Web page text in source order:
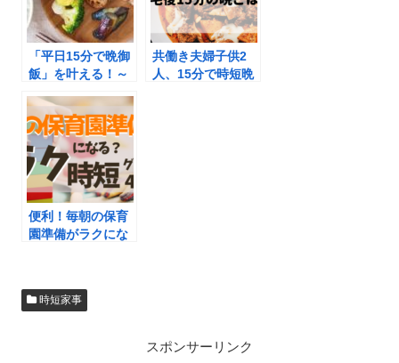
「平日15分で晩御
飯」を叶える！～
を実現するカード
型レシピとは～
共働き夫婦子供2
人、15分で時短晩
便利！毎朝の保育
園準備がラクにな
時短家事
スポンサーリンク